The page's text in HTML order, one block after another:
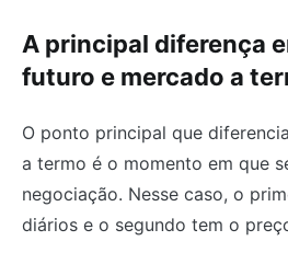
A principal diferença
futuro e mercado a
O ponto principal que
a termo é o momento em que
negociação. Nesse caso, o
diários e o segundo tem o